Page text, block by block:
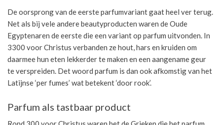
De oorsprong van de eerste parfumvariant gaat heel ver terug.
Net als bij vele andere beautyproducten waren de Oude
Egyptenaren de eerste die een variant op parfum uitvonden. In
3300 voor Christus verbanden ze hout, hars en kruiden om
daarmee hun eten lekkerder te maken en een aangename geur
te verspreiden. Det woord parfum is dan ook afkomstig van het
Latijnse ‘per fumes’ wat betekent ‘door rook’.
Parfum als tastbaar product